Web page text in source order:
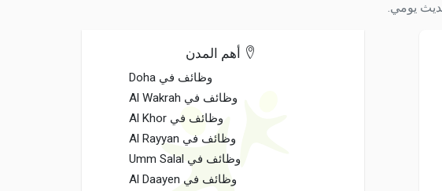
أهم المدن
وظائف في Doha
وظائف في Al Wakrah
وظائف في Al Khor
وظائف في Al Rayyan
وظائف في Umm Salal
وظائف في Al Daayen